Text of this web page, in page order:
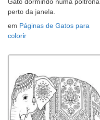
Gato dormindo numa poltrona
perto da janela.
em Páginas de Gatos para
colorir